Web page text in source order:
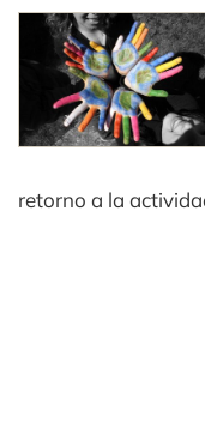
retorno a la